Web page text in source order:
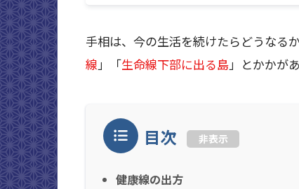
手相は、今の生活を続けたらどうなる
線」「生命線下部に出る島」とかかが
目次 非表示
健康線の出方